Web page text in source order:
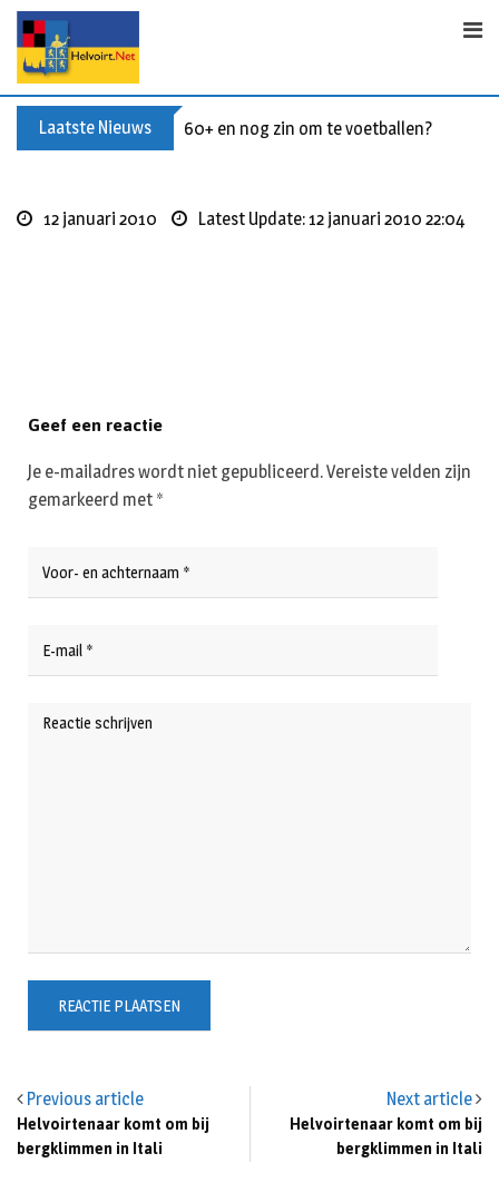
p
Laatste Nieuws 60+ en nog zin om te voetballen? Kom
12 januari 2010 Latest Update: 12 januari 2010 22:04
Previous article
Helvoirtenaar komt om bij
bergklimmen in Itali
Next article
Helvoirtenaar komt om bij
bergklimmen in Itali
Geef een reactie
Je e-mailadres wordt niet gepubliceerd.Vereiste velden zijn
gemarkeerd met *